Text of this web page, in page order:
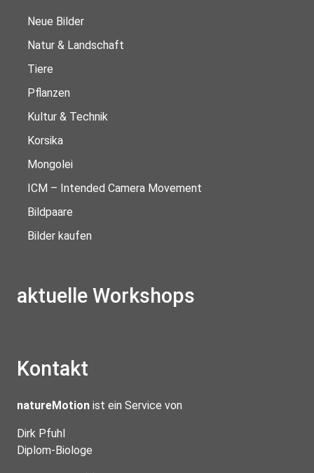
Neue Bilder
Natur & Landschaft
Tiere
Pflanzen
Kultur & Technik
Korsika
Mongolei
ICM – Intended Camera Movement
Bildpaare
Bilder kaufen
aktuelle Workshops
Kontakt
natureMotion ist ein Service von
Dirk Pfuhl
Diplom-Biologe